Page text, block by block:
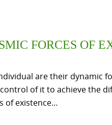
FORCES OF
are their dynamic
of it to achieve the
of existence…